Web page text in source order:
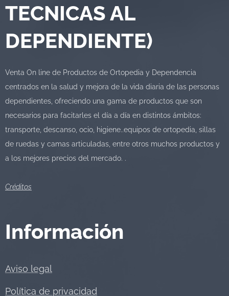
TECNICAS AL
DEPENDIENTE)
Venta On line de Productos de Ortopedia y Dependencia
centrados en la salud y mejora de la vida diaria de las personas
dependientes, ofreciendo una gama de productos que son
necesarios para facitarles el día a día en distintos ámbitos:
transporte, descanso, ocio, higiene..equipos de ortopedia, sillas
de ruedas y camas articuladas, entre otros muchos productos y
a los mejores precios del mercado. .
Créditos
Información
Aviso legal
Política de privacidad